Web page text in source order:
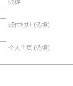
昵称
邮件地址 (选填)
个人主页 (选填)